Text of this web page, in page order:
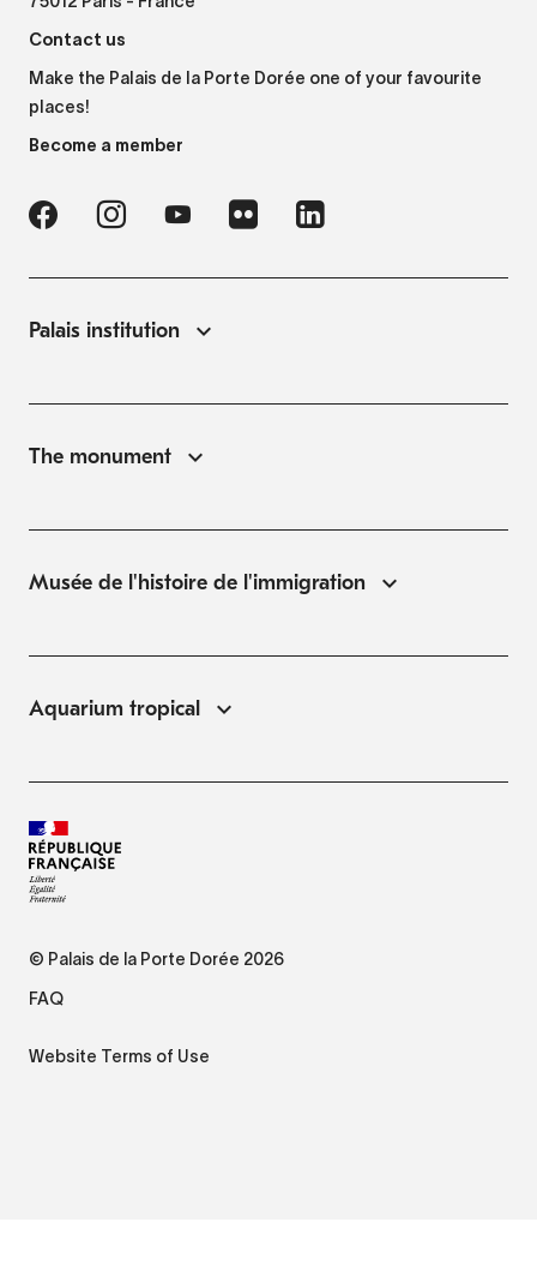
Contact us
Make the Palais de la Porte Dorée one of your favourite
places!
Become a member
Palais institution
The monument
Musée de l'histoire de l'immigration
Aquarium tropical
© Palais de la Porte Dorée 2026
FAQ
Website Terms of Use